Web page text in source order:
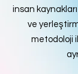
insan
ve
metodoloji